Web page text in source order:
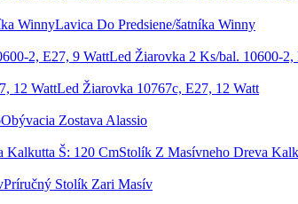
Lavica Do Predsiene/šatníka Winny
Led Žiarovka 2 Ks/bal. 10600-2,
Led Žiarovka 10767c, E27, 12 Watt
Obývacia Zostava Alassio
Stolík Z Masívneho Dreva
Príručný Stolík Zari Masív